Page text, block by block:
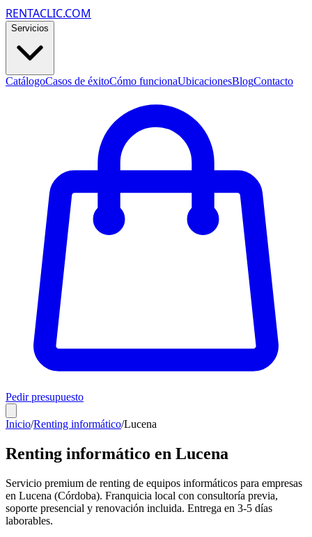
RENTACLIC.COM
Servicios
CatálogoCasos de éxitoCómo funcionaUbicacionesBlogContacto
Pedir presupuesto
Inicio/Renting informático/Lucena
Renting informático en Lucena
Servicio premium de renting de equipos informáticos para empresas
en Lucena (Córdoba). Franquicia local con consultoría previa,
soporte presencial y renovación incluida. Entrega en 3-5 días
laborables.